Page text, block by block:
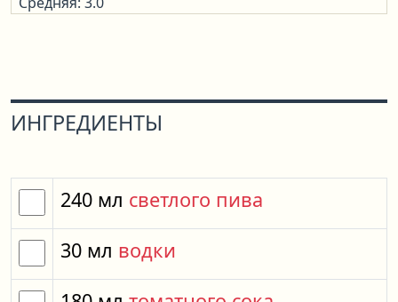
ИНГРЕДИЕНТЫ
240 мл светлого пива
30 мл водки